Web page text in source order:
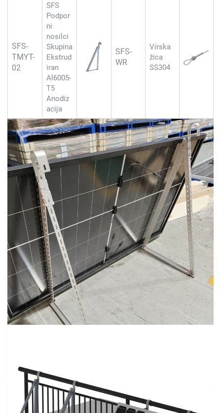
SFS-
TMYT-
02
SFS
Podpor
ni
nosilci
Skupina
Ekstrud
iran
Al6005-
T5
Anodiz
acija
SFS-
WR
Virska
žica
SS304